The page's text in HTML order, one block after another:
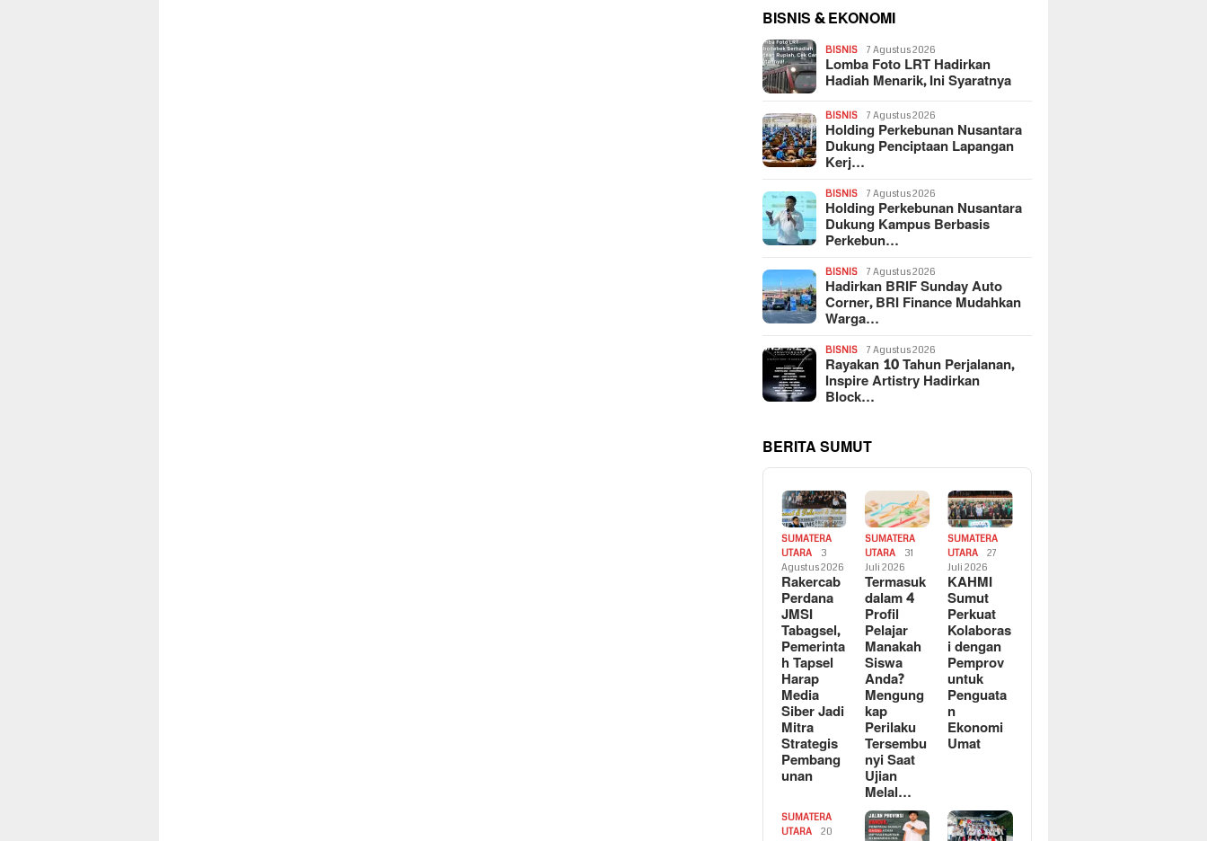
BISNIS & EKONOMI
BISNIS 7 Agustus 2026
Lomba Foto LRT Hadirkan
Hadiah Menarik, Ini Syaratnya
BISNIS 7 Agustus 2026
Holding Perkebunan Nusantara
Dukung Penciptaan Lapangan
Kerj…
BISNIS 7 Agustus 2026
Holding Perkebunan Nusantara
Dukung Kampus Berbasis
Perkebun…
BISNIS 7 Agustus 2026
Hadirkan BRIF Sunday Auto
Corner, BRI Finance Mudahkan
Warga…
BISNIS 7 Agustus 2026
Rayakan 10 Tahun Perjalanan,
Inspire Artistry Hadirkan
Block…
BERITA SUMUT
SUMATERA
UTARA
3
Agustus 2026
Rakercab
Perdana
JMSI
Tabagsel,
Pemerinta
h Tapsel
Harap
Media
Siber Jadi
Mitra
Strategis
Pembang
unan
SUMATERA
UTARA
31
Juli 2026
Termasuk
dalam 4
Profil
Pelajar
Manakah
Siswa
Anda?
Mengung
kap
Perilaku
Tersembu
nyi Saat
Ujian
Melal…
SUMATERA
UTARA
27
Juli 2026
KAHMI
Sumut
Perkuat
Kolaboras
i dengan
Pemprov
untuk
Penguata
n
Ekonomi
Umat
SUMATERA
UTARA
20